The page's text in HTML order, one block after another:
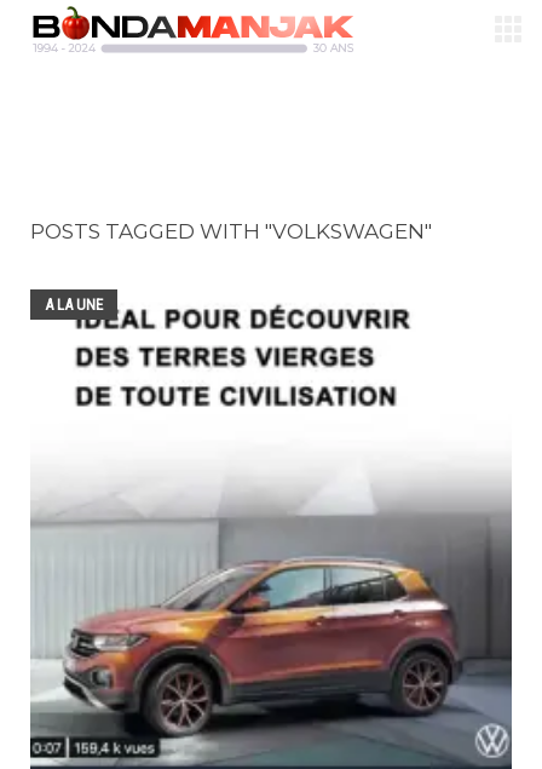
POSTS TAGGED WITH "VOLKSWAGEN"
A LA UNE